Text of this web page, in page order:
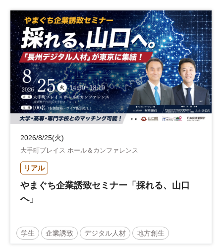
2026/8/25(火)
大手町プレイス ホール＆カンファレンス
リアル
やまぐち企業誘致セミナー「採れる、山口
へ」
学生 企業誘致 デジタル人材 地方創生